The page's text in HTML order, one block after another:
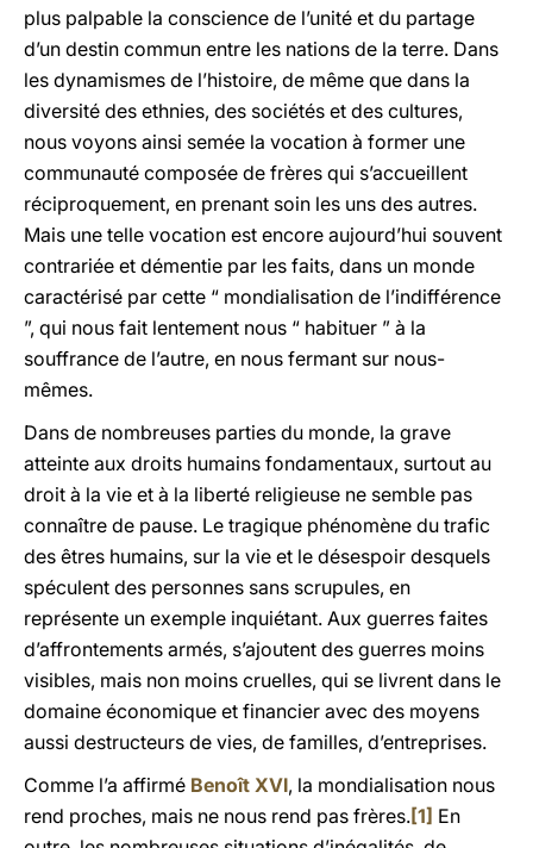
plus palpable la conscience de l’unité et du partage
d’un destin commun entre les nations de la terre. Dans
les dynamismes de l’histoire, de même que dans la
diversité des ethnies, des sociétés et des cultures,
nous voyons ainsi semée la vocation à former une
communauté composée de frères qui s’accueillent
réciproquement, en prenant soin les uns des autres.
Mais une telle vocation est encore aujourd’hui souvent
contrariée et démentie par les faits, dans un monde
caractérisé par cette “ mondialisation de l’indifférence
”, qui nous fait lentement nous “ habituer ” à la
souffrance de l’autre, en nous fermant sur nous-
mêmes.
Dans de nombreuses parties du monde, la grave
atteinte aux droits humains fondamentaux, surtout au
droit à la vie et à la liberté religieuse ne semble pas
connaître de pause. Le tragique phénomène du trafic
des êtres humains, sur la vie et le désespoir desquels
spéculent des personnes sans scrupules, en
représente un exemple inquiétant. Aux guerres faites
d’affrontements armés, s’ajoutent des guerres moins
visibles, mais non moins cruelles, qui se livrent dans le
domaine économique et financier avec des moyens
aussi destructeurs de vies, de familles, d’entreprises.
Comme l’a affirmé Benoît XVI, la mondialisation nous
rend proches, mais ne nous rend pas frères.[1] En